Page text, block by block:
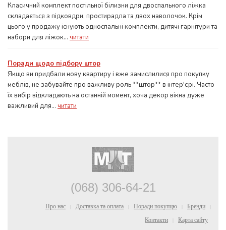
Класичний комплект постільної білизни для двоспального ліжка
складається з підковдри, простирадла та двох наволочок. Крім
цього у продажу існують односпальні комплекти, дитячі гарнітури та
набори для ліжок... читати
Поради щодо підбору штор
Якщо ви придбали нову квартиру і вже замислилися про покупку
меблів, не забувайте про важливу роль **штор** в інтер'єрі. Часто
їх вибір відкладають на останній момент, хоча декор вікна дуже
важливий для... читати
(068) 306-64-21
Про нас Доставка та оплата Поради покупцю Бренди
Контакти Карта сайту